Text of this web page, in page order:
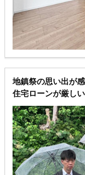
地鎮祭の思い出が
住宅ローンが厳し
全てお任せしまし
また、私達が地鎮
ところ、オリジナ
的な事を行ってく
本当にありがとう